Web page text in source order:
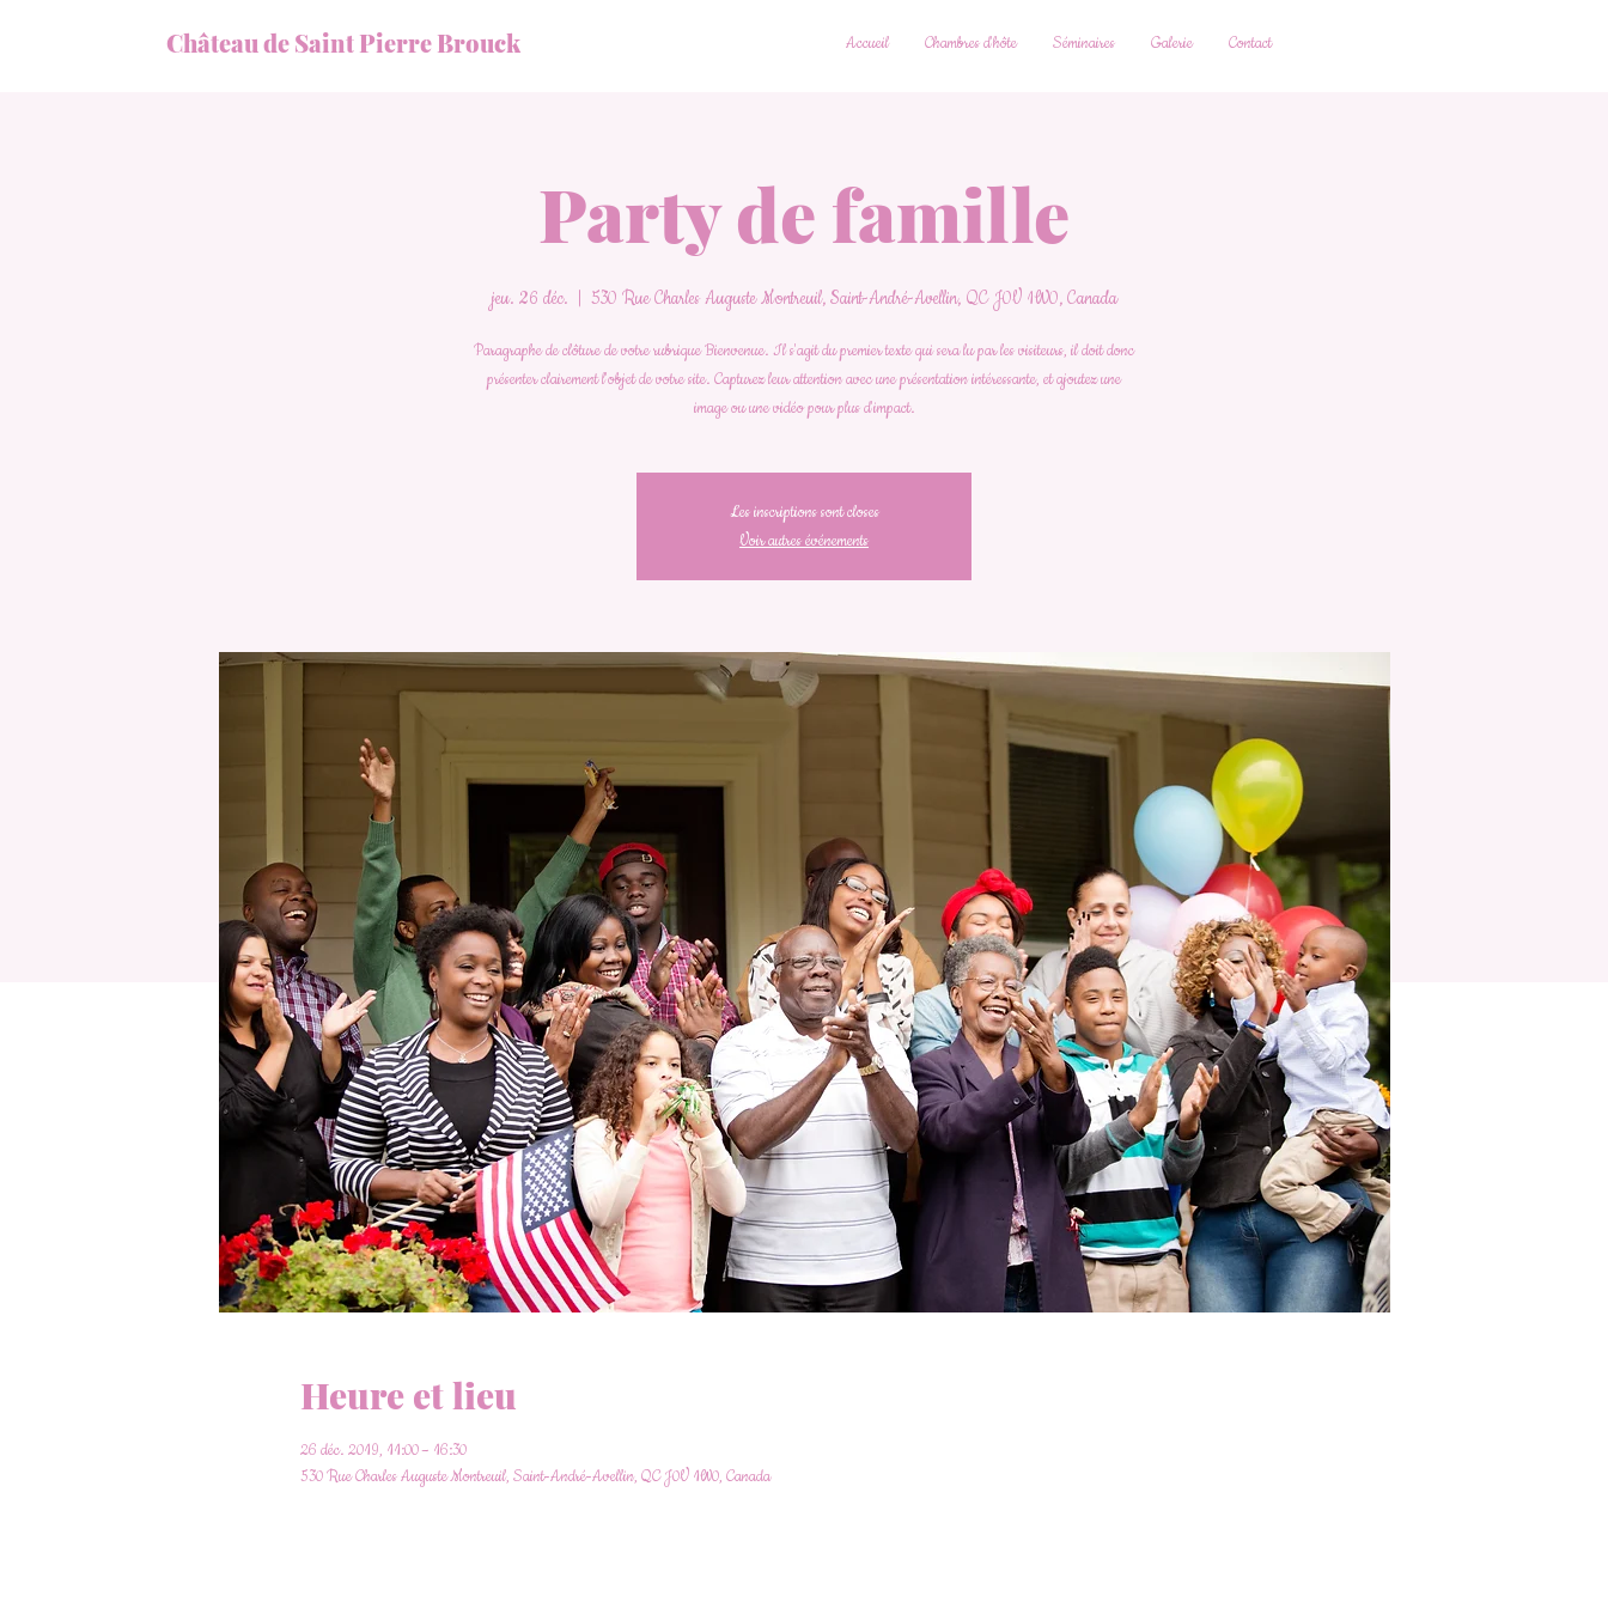
Château de Saint Pierre Brouck Accueil Chambres d'hôte Séminaires Galerie Contact
Party de famille
jeu. 26 déc. 530 Rue Charles Auguste Montreuil, Saint-André-Avellin, QC J0V 1W0, Canada
Paragraphe de clôture de votre rubrique Bienvenue. Il s'agit du premier texte qui sera lu par les visiteurs, il doit donc
présenter clairement l'objet de votre site. Capturez leur attention avec une présentation intéressante, et ajoutez une
image ou une vidéo pour plus d'impact.
Les inscriptions sont closes
Voir autres événements
Heure et lieu
26 déc. 2019, 11:00 – 16:30
530 Rue Charles Auguste Montreuil, Saint-André-Avellin, QC J0V 1W0, Canada